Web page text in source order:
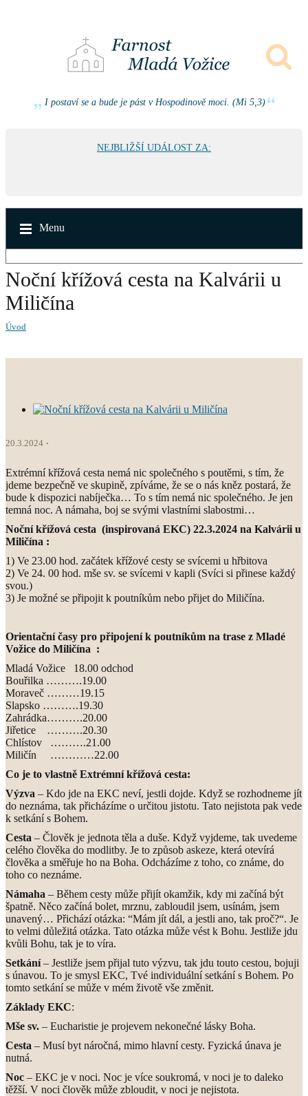
I postaví se a bude je pást v Hospodinově moci. (Mi 5,3)
NEJBLIŽŠÍ UDÁLOST ZA:
Menu
Noční křížová cesta na Kalvárii u
Miličína
Úvod
20.3.2024
Extrémní křížová cesta nemá nic společného s poutěmi, s tím, že
jdeme bezpečně ve skupině, zpíváme, že se o nás kněz postará, že
bude k dispozici nabíječka… To s tím nemá nic společného. Je jen
temná noc. A námaha, boj se svými vlastními slabostmi…
Noční křížová cesta (inspirovaná EKC) 22.3.2024 na Kalvárii u
Miličína :
1) Ve 23.00 hod. začátek křížové cesty se svícemi u hřbitova
2) Ve 24. 00 hod. mše sv. se svícemi v kapli (Svíci si přinese každý
svou.)
3) Je možné se připojit k poutníkům nebo přijet do Miličína.
Orientační časy pro připojení k poutníkům na trase z Mladé
Vožice do Miličína :
Mladá Vožice 18.00 odchod
Bouřilka ……….19.00
Moraveč ………19.15
Slapsko ……….19.30
Zahrádka……….20.00
Jiřetice ……….20.30
Chlístov ……….21.00
Miličín …………22.00
Co je to vlastně Extrémní křížová cesta:
Výzva – Kdo jde na EKC neví, jestli dojde. Když se rozhodneme jít
do neznáma, tak přicházíme o určitou jistotu. Tato nejistota pak vede
k setkání s Bohem.
Cesta – Člověk je jednota těla a duše. Když vyjdeme, tak uvedeme
celého člověka do modlitby. Je to způsob askeze, která otevírá
člověka a směřuje ho na Boha. Odcházíme z toho, co známe, do
toho co neznáme.
Námaha – Během cesty může přijít okamžik, kdy mi začíná být
špatně. Něco začíná bolet, mrznu, zabloudil jsem, usínám, jsem
unavený… Přichází otázka: “Mám jít dál, a jestli ano, tak proč?“. Je
to velmi důležitá otázka. Tato otázka může vést k Bohu. Jestliže jdu
kvůli Bohu, tak je to víra.
Setkání– Jestliže jsem přijal tuto výzvu, tak jdu touto cestou, bojuji
s únavou. To je smysl EKC, Tvé individuální setkání s Bohem. Po
tomto setkání se může v mém životě vše změnit.
Základy EKC:
Mše sv. – Eucharistie je projevem nekonečné lásky Boha.
Cesta – Musí byt náročná, mimo hlavní cesty. Fyzická únava je
nutná.
Noc – EKC je v noci. Noc je více soukromá, v noci je to daleko
těžší. V noci člověk může zbloudit, v noci je nejistota.